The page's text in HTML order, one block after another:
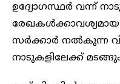
ഉദ്യോഗസ്ഥർ വന്ന്
രേഖകൾക്കാവശ്യമായ
സർക്കാർ നൽകുന്ന
നാടുകളിലേക്ക്